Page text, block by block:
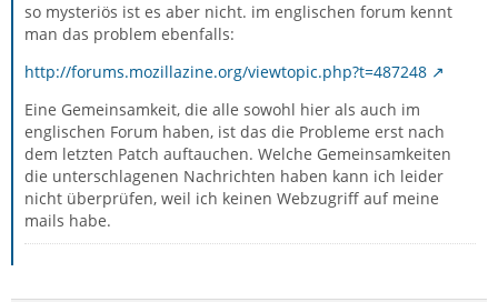
so mysteriös ist es aber nicht. im englischen forum kennt
man das problem ebenfalls:
http://forums.mozillazine.org/viewtopic.php?t=487248
Eine Gemeinsamkeit, die alle sowohl hier als auch im
englischen Forum haben, ist das die Probleme erst nach
dem letzten Patch auftauchen. Welche Gemeinsamkeiten
die unterschlagenen Nachrichten haben kann ich leider
nicht überprüfen, weil ich keinen Webzugriff auf meine
mails habe.